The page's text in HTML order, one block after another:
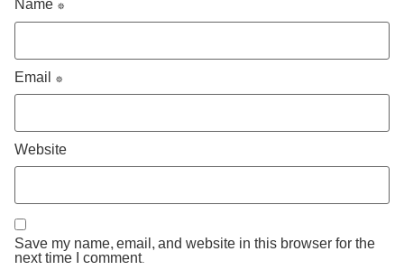
Name *
Email *
Website
Save my name, email, and website in this browser for the
next time I comment.